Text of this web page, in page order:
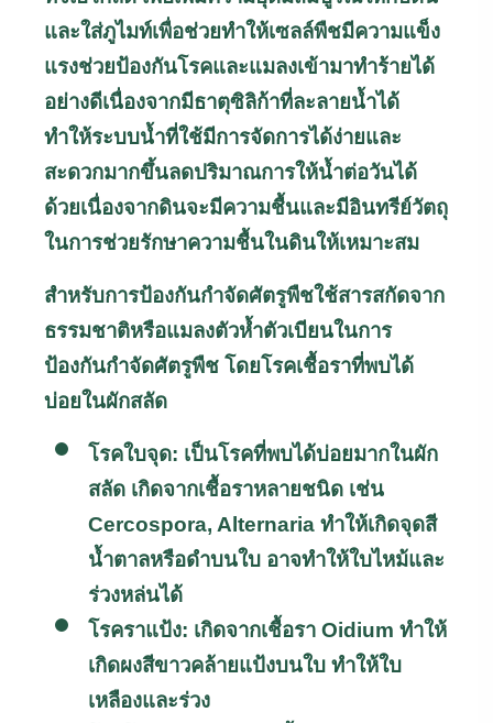
และใส่ภูไมท์เพื่อช่วยทำให้เซลล์พืชมีความแข็ง
แรงช่วยป้องกันโรคและแมลงเข้ามาทำร้ายได้
อย่างดีเนื่องจากมีธาตุซิลิก้าที่ละลายน้ำได้
ทำให้ระบบน้ำที่ใช้มีการจัดการได้ง่ายและ
สะดวกมากขึ้นลดปริมาณการให้น้ำต่อวันได้
ด้วยเนื่องจากดินจะมีความชื้นและมีอินทรีย์วัตถุ
ในการช่วยรักษาความชื้นในดินให้เหมาะสม
สำหรับการป้องกันกำจัดศัตรูพืชใช้สารสกัดจาก
ธรรมชาติหรือแมลงตัวห้ำตัวเบียนในการ
ป้องกันกำจัดศัตรูพืช โดยโรคเชื้อราที่พบได้
บ่อยในผักสลัด
โรคใบจุด: เป็นโรคที่พบได้บ่อยมากในผัก
สลัด เกิดจากเชื้อราหลายชนิด เช่น
Cercospora, Alternaria ทำให้เกิดจุดสี
น้ำตาลหรือดำบนใบ อาจทำให้ใบไหม้และ
ร่วงหล่นได้
โรคราแป้ง: เกิดจากเชื้อรา Oidium ทำให้
เกิดผงสีขาวคล้ายแป้งบนใบ ทำให้ใบ
เหลืองและร่วง